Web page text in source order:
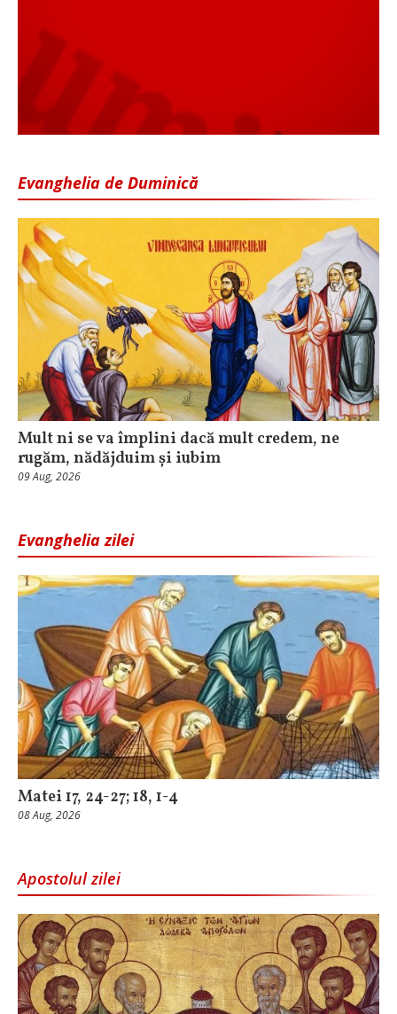
Evanghelia de Duminică
Mult ni se va împlini dacă mult credem, ne
rugăm, nădăjduim și iubim
09 Aug, 2026
Evanghelia zilei
Matei 17, 24-27; 18, 1-4
08 Aug, 2026
Apostolul zilei